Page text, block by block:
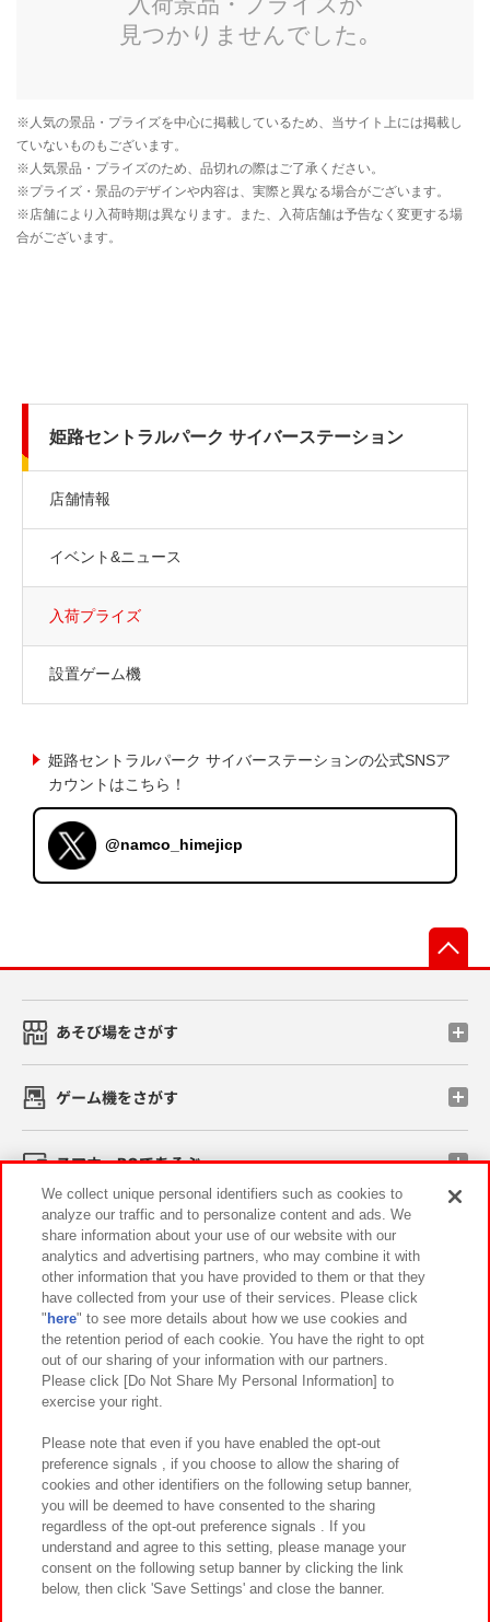
姫路セントラルパーク サイバーステーション
店舗情報
イベント&ニュース
入荷プライズ
設置ゲーム機
姫路セントラルパーク サイバーステーションの公式SNSア
カウントはこちら！
@namco_himejicp
あそび場をさがす
ゲーム機をさがす
スマホ・PCであそぶ
イベント・キャンペーン
関連会社 サステナビリティ サイトポリシー
プライバシーポリシー ウェブアクセシビリティ方針と検証結果
お取引先さまとともに
カスタマーハラスメント対応方針 よくあるご質問・お問い合わせ
©Bandai Namco Amusement Inc.
We collect unique personal identifiers such as cookies to
analyze our traffic and to personalize content and ads. We
share information about your use of our website with our
analytics and advertising partners, who may combine it with
other information that you have provided to them or that they
have collected from your use of their services. Please click
" here" to see more details about how we use cookies and
the retention period of each cookie. You have the right to opt
out of our sharing of your information with our partners.
Please click [Do Not Share My Personal Information] to
exercise your right.
Please note that even if you have enabled the opt-out
preference signals , if you choose to allow the sharing of
cookies and other identifiers on the following setup banner,
you will be deemed to have consented to the sharing
regardless of the opt-out preference signals . If you
understand and agree to this setting, please manage your
consent on the following setup banner by clicking the link
below, then click 'Save Settings' and close the banner.